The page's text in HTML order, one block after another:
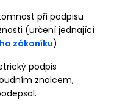
při podpisu
(určení jednající
zákoníku)
podpis
znalcem,